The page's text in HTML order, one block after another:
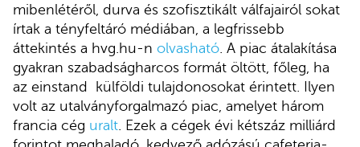
mibenlétéről, durva és szofisztikált válfajairól sokat
írtak a tényfeltáró médiában, a legfrissebb
áttekintés a hvg.hu-n olvasható. A piac átalakítása
gyakran szabadságharcos formát öltött, főleg, ha
az einstand külföldi tulajdonosokat érintett. Ilyen
volt az utalványforgalmazó piac, amelyet három
francia cég uralt. Ezek a cégek évi kétszáz milliárd